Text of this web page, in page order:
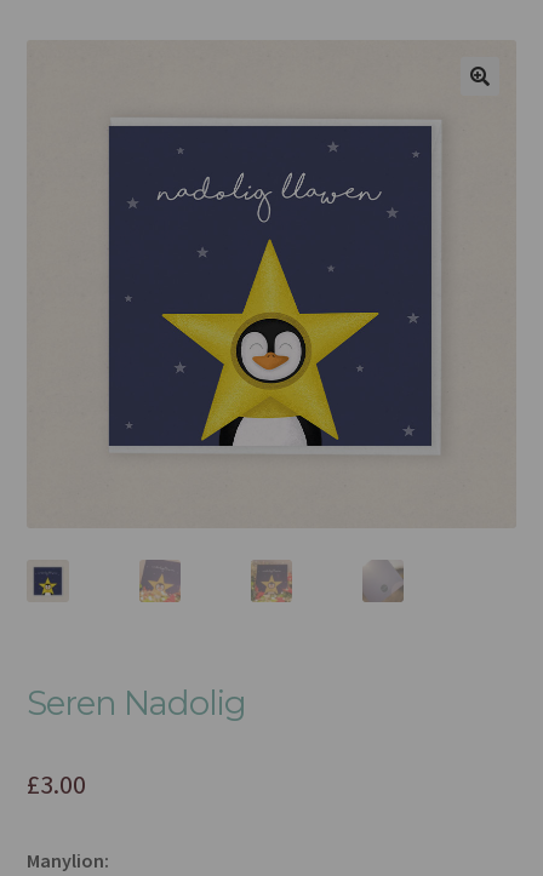
CYSYLLTU
Seren Nadolig
£3.00
Manylion: